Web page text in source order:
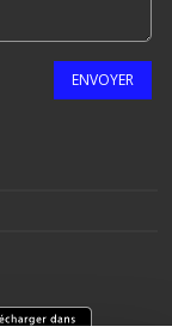
ENVOYER